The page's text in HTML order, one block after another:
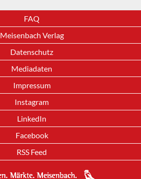
FAQ
Meisenbach Verlag
Datenschutz
Mediadaten
Impressum
Instagram
LinkedIn
Facebook
RSS Feed